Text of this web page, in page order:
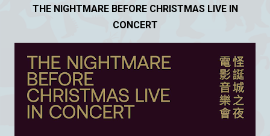
THE NIGHTMARE BEFORE CHRISTMAS LIVE IN
CONCERT